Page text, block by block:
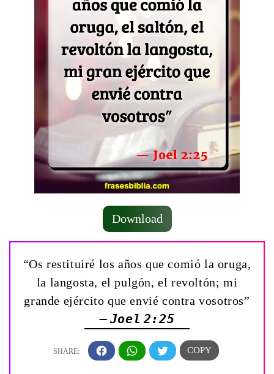
Download
“Os restituiré los años que comió la oruga,
la langosta, el pulgón, el revoltón; mi
grande ejército que envié contra vosotros”
— Joel 2:25